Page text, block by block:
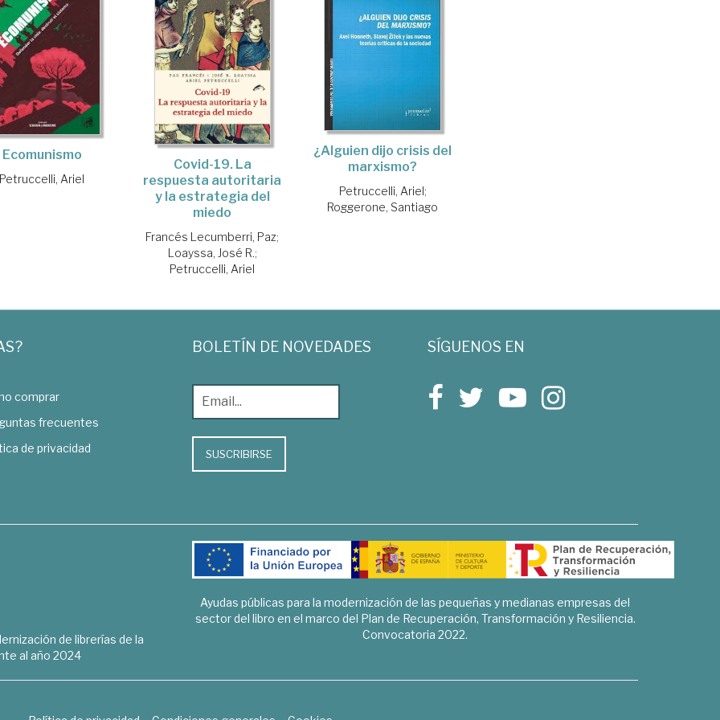
Ecomunismo
Petruccelli, Ariel
Covid-19. La
respuesta autoritaria
y la estrategia del
miedo
Francés Lecumberri, Paz;
Loayssa, José R.;
Petruccelli, Ariel
¿Alguien dijo crisis del
marxismo?
Petruccelli, Ariel;
Roggerone, Santiago
comprar
frecuentes
de privacidad
BOLETÍN DE NOVEDADES
SUSCRIBIRSE
SÍGUENOS EN
de librerías de la
al año 2024
Ayudas públicas para la modernización de las pequeñas y medianas empresas del
sector del libro en el marco del Plan de Recuperación, Transformación y Resiliencia.
Convocatoria 2022.